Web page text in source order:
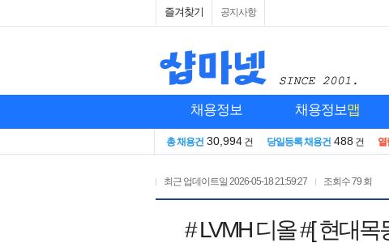
즐겨찾기 공지사항
채용정보 채용정보맵
총 채용건 30,994 건 당일등록 채용건 488 건 열
최근 업데이트일 2026-05-18 21:59:27 조회수79 회
# LVMH 디올 #[ 현대